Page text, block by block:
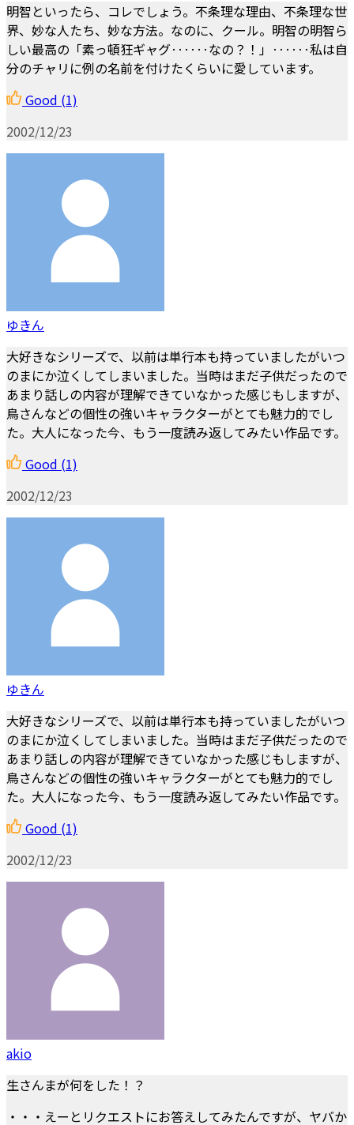
明智といったら、コレでしょう。不条理な理由、不条理な世
界、妙な人たち、妙な方法。なのに、クール。明智の明智ら
しい最高の「素っ頓狂ギャグ‥‥‥なの？！」‥‥‥私は自
分のチャリに例の名前を付けたくらいに愛しています。
Good (1)
2002/12/23
ゆきん
大好きなシリーズで、以前は単行本も持っていましたがいつ
のまにか泣くしてしまいました。当時はまだ子供だったので
あまり話しの内容が理解できていなかった感じもしますが、
鳥さんなどの個性の強いキャラクターがとても魅力的でし
た。大人になった今、もう一度読み返してみたい作品です。
Good (1)
2002/12/23
ゆきん
大好きなシリーズで、以前は単行本も持っていましたがいつ
のまにか泣くしてしまいました。当時はまだ子供だったので
あまり話しの内容が理解できていなかった感じもしますが、
鳥さんなどの個性の強いキャラクターがとても魅力的でし
た。大人になった今、もう一度読み返してみたい作品です。
Good (1)
2002/12/23
akio
生さんまが何をした！？
・・・えーとリクエストにお答えしてみたんですが、ヤバか